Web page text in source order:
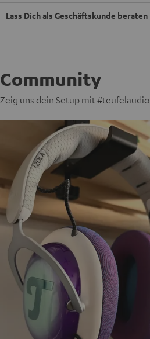
Lass Dich als Geschäftskunde beraten
Community
Zeig uns dein Setup mit #teufelaudio